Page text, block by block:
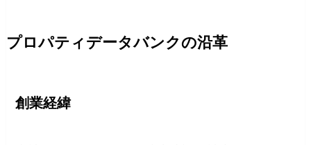
プロパティデータバンクの沿革
創業経緯